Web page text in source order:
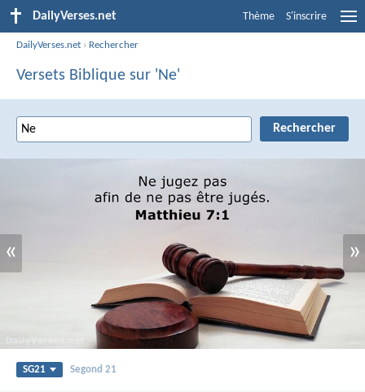
DailyVerses.net Thème S'inscrire
DailyVerses.net › Rechercher
Versets Biblique sur 'Ne'
« »
SG21 Segond 21